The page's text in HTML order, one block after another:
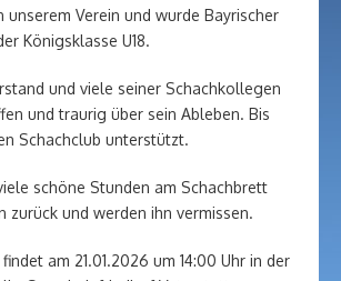
unserem Verein und wurde Bayrischer
Königsklasse U18.
und viele seiner Schachkollegen
und traurig über sein Ableben. Bis
Schachclub unterstützt.
schöne Stunden am Schachbrett
zurück und werden ihn vermissen.
am 21.01.2026 um 14:00 Uhr in der